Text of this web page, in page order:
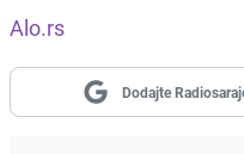
Alo.rs
Dodajte